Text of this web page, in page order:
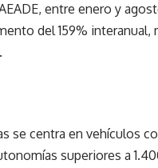
entre enero y
del 159%
se centra en vehículos
superiores a